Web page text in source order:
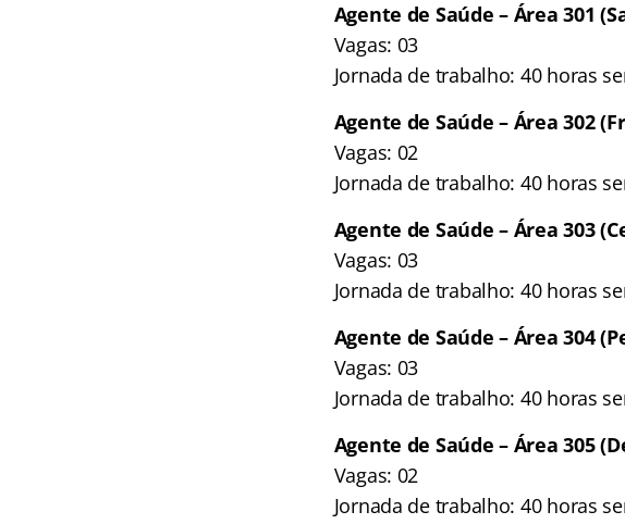
Agente de Saúde – Área 301
Vagas: 03
Jornada de trabalho: 40 horas
Agente de Saúde – Área 302
Vagas: 02
Jornada de trabalho: 40 horas
Agente de Saúde – Área 303
Vagas: 03
Jornada de trabalho: 40 horas
Agente de Saúde – Área 304
Vagas: 03
Jornada de trabalho: 40 horas
Agente de Saúde – Área 305
Vagas: 02
Jornada de trabalho: 40 horas